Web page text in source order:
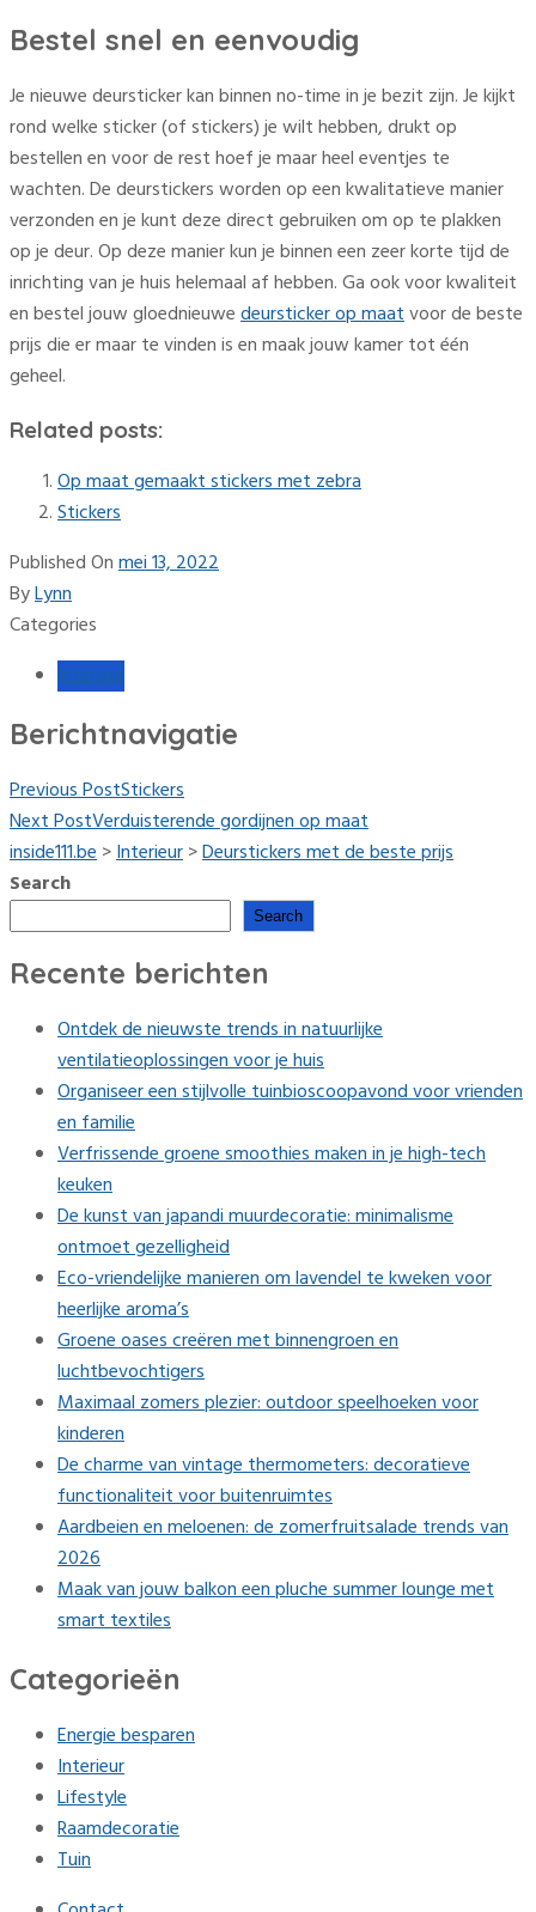
Bestel snel en eenvoudig
Je nieuwe deursticker kan binnen no-time in je bezit zijn. Je kijkt
rond welke sticker (of stickers) je wilt hebben, drukt op
bestellen en voor de rest hoef je maar heel eventjes te
wachten. De deurstickers worden op een kwalitatieve manier
verzonden en je kunt deze direct gebruiken om op te plakken
op je deur. Op deze manier kun je binnen een zeer korte tijd de
inrichting van je huis helemaal af hebben. Ga ook voor kwaliteit
en bestel jouw gloednieuwedeursticker op maatvoor de beste
prijs die er maar te vinden is en maak jouw kamer tot één
geheel.
Related posts:
Op maat gemaakt stickers met zebra
Stickers
Published Onmei 13, 2022
ByLynn
Categories
Interieur
Berichtnavigatie
Previous PostStickers
Next PostVerduisterende gordijnen op maat
inside111.be>Interieur>Deurstickers met de beste prijs
Search
Search
Recente berichten
Ontdek de nieuwste trends in natuurlijke
ventilatieoplossingen voor je huis
Organiseer een stijlvolle tuinbioscoopavond voor vrienden
en familie
Verfrissende groene smoothies maken in je high-tech
keuken
De kunst van japandi muurdecoratie: minimalisme
ontmoet gezelligheid
Eco-vriendelijke manieren om lavendel te kweken voor
heerlijke aroma’s
Groene oases creëren met binnengroen en
luchtbevochtigers
Maximaal zomers plezier: outdoor speelhoeken voor
kinderen
De charme van vintage thermometers: decoratieve
functionaliteit voor buitenruimtes
Aardbeien en meloenen: de zomerfruitsalade trends van
2026
Maak van jouw balkon een pluche summer lounge met
smart textiles
Categorieën
Energie besparen
Interieur
Lifestyle
Raamdecoratie
Tuin